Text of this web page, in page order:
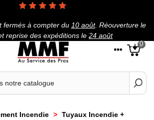
fermés à compter du 10 août. Réouverture le
reprise des expéditions le 24 août
0
Incendie > Tuyaux Incendie +